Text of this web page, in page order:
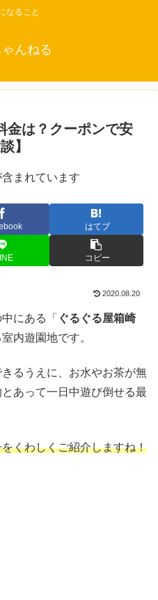
なること
んねる
金は？クーポンで安
】
まれています
はてブ
コピー
2020.08.20
にある「 ぐるぐる屋箱崎
内遊園地です。
るうえに、お水やお茶が無
あって一日中遊び倒せる最
くわしくご紹介しますね！